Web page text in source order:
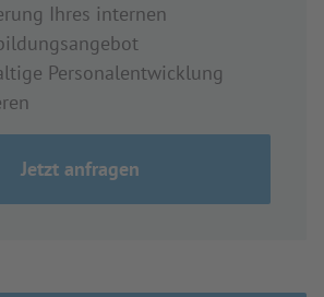
Ihres internen
Personalentwicklung
Jetzt anfragen